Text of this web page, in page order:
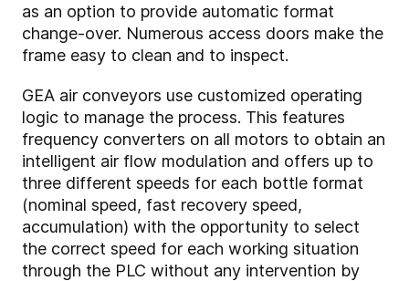
as an option to provide automatic format
change-over. Numerous access doors make the
frame easy to clean and to inspect.
GEA air conveyors use customized operating
logic to manage the process. This features
frequency converters on all motors to obtain an
intelligent air flow modulation and offers up to
three different speeds for each bottle format
(nominal speed, fast recovery speed,
accumulation) with the opportunity to select
the correct speed for each working situation
through the PLC without any intervention by